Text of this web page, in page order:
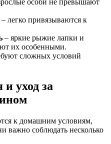
особи не превышают
– легко привязываются к
– яркие рыжие лапки и
их особенными.
сложных условий
уход за
к домашним условиям,
важно соблюдать несколько